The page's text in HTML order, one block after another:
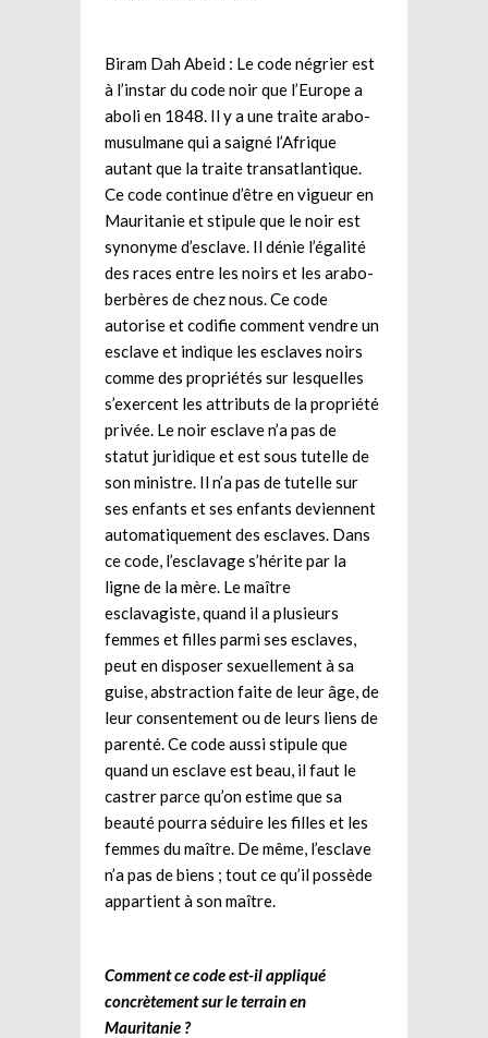
Biram Dah Abeid : Le code négrier est
à l’instar du code noir que l’Europe a
aboli en 1848. Il y a une traite arabo-
musulmane qui a saigné l’Afrique
autant que la traite transatlantique.
Ce code continue d’être en vigueur en
Mauritanie et stipule que le noir est
synonyme d’esclave. Il dénie l’égalité
des races entre les noirs et les arabo-
berbères de chez nous. Ce code
autorise et codifie comment vendre un
esclave et indique les esclaves noirs
comme des propriétés sur lesquelles
s’exercent les attributs de la propriété
privée. Le noir esclave n’a pas de
statut juridique et est sous tutelle de
son ministre. Il n’a pas de tutelle sur
ses enfants et ses enfants deviennent
automatiquement des esclaves. Dans
ce code, l’esclavage s’hérite par la
ligne de la mère. Le maître
esclavagiste, quand il a plusieurs
femmes et filles parmi ses esclaves,
peut en disposer sexuellement à sa
guise, abstraction faite de leur âge, de
leur consentement ou de leurs liens de
parenté. Ce code aussi stipule que
quand un esclave est beau, il faut le
castrer parce qu’on estime que sa
beauté pourra séduire les filles et les
femmes du maître. De même, l’esclave
n’a pas de biens ; tout ce qu’il possède
appartient à son maître.
Comment ce code est-il appliqué
concrètement sur le terrain en
Mauritanie ?